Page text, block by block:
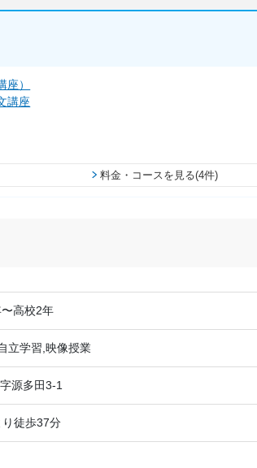
）
講座
料金・コースを見る(4件)
高校2年
立学習,映像授業
源多田3-1
徒歩37分